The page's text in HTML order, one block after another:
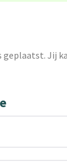
geplaatst. Jij